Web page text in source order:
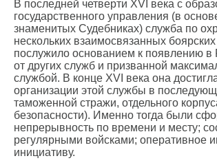
В последней четверти ХVI века с
государственного управления (в
знаменитых Судебниках) служба по
нескольких взаимосвязанных
послужило основанием к появлению в
от других служб и призванной
службой. В конце ХVI века она
организации этой службы в
таможенной стражи, отдельного
безопасности). Именно тогда были
непрерывность по времени и месту;
регулярными войсками; оперативное
инициативу.